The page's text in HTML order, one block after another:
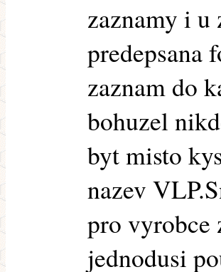
zaznamy i u
predepsana
zaznam do
bohuzel
byt misto
nazev
pro vyrobce
jednodusi